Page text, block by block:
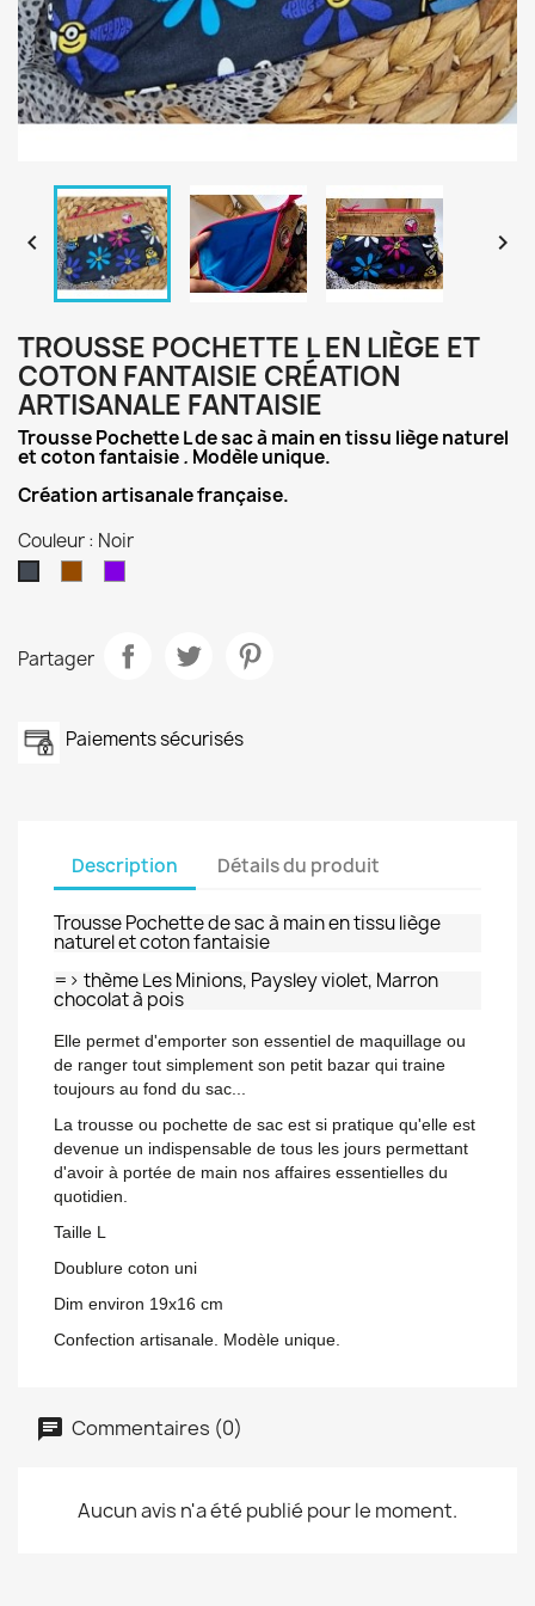
 
TROUSSE POCHETTE L EN LIÈGE ET
COTON FANTAISIE CRÉATION
ARTISANALE FANTAISIE
Trousse Pochette L de sac à main en tissu liège naturel
et coton fantaisie. Modèle unique.
Création artisanale française.
Couleur : Noir
Partager
Paiements sécurisés
Description Détails du produit
Trousse Pochette de sac à main en tissu liège
naturel et coton fantaisie
=> thème Les Minions, Paysley violet, Marron
chocolat à pois
Elle permet d'emporter son essentiel de maquillage ou
de ranger tout simplement son petit bazar qui traine
toujours au fond du sac...
La trousse ou pochette de sac est si pratique qu'elle est
devenue un indispensable de tous les jours permettant
d'avoir à portée de main nos affaires essentielles du
quotidien.
Taille L
Doublure coton uni
Dim environ 19x16 cm
Confection artisanale. Modèle unique.
Commentaires (0)
Aucun avis n'a été publié pour le moment.